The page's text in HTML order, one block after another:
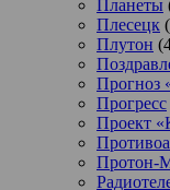
Планеты
Плесецк
Плутон
Прогноз
Прогресс
Проект
Протон-